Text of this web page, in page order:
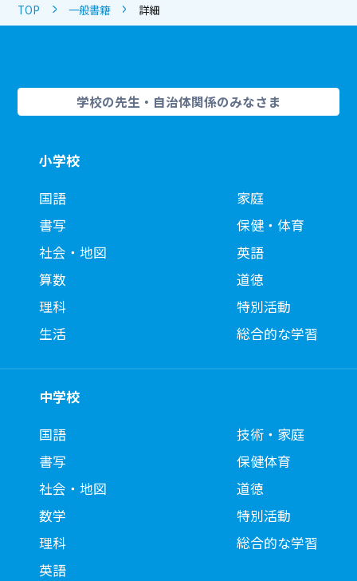
TOP 一般書籍 詳細
学校の先生・自治体関係のみなさま
小学校
国語
書写
社会・地図
算数
理科
生活
家庭
保健・体育
英語
道徳
特別活動
総合的な学習
中学校
国語
書写
社会・地図
数学
理科
英語
技術・家庭
保健体育
道徳
特別活動
総合的な学習